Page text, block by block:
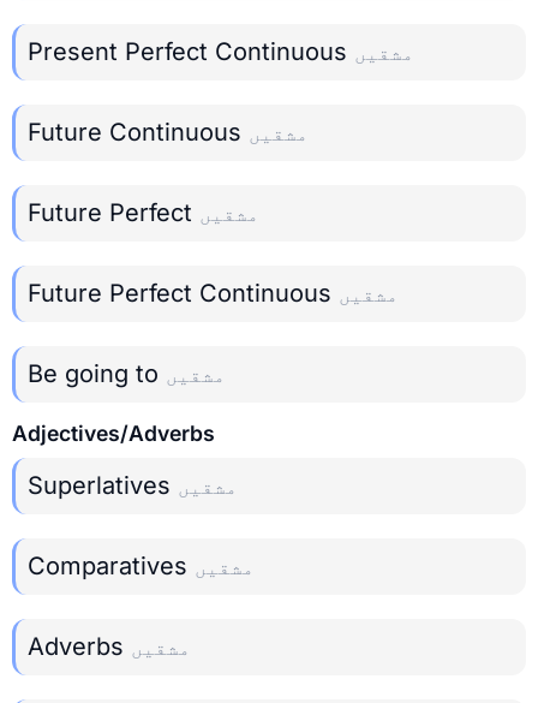
Present Perfect Continuous مشقیں
Future Continuous مشقیں
Future Perfect مشقیں
Future Perfect Continuous مشقیں
Be going to مشقیں
Adjectives/Adverbs
Superlatives مشقیں
Comparatives مشقیں
Adverbs مشقیں